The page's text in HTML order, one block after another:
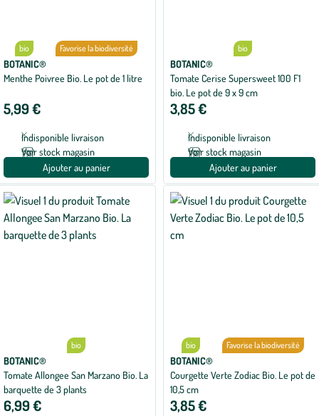
bio Favorise la biodiversité
BOTANIC®
Menthe Poivree Bio. Le pot de 1 litre
5,99 €
Indisponible livraison
Voir stock magasin
Ajouter au panier
bio
BOTANIC®
Tomate Cerise Supersweet 100 F1
bio. Le pot de 9 x 9 cm
3,85 €
Indisponible livraison
Voir stock magasin
Ajouter au panier
bio
BOTANIC®
Tomate Allongee San Marzano Bio. La
barquette de 3 plants
6,99 €
bio Favorise la biodiversité
BOTANIC®
Courgette Verte Zodiac Bio. Le pot de
10,5 cm
3,85 €